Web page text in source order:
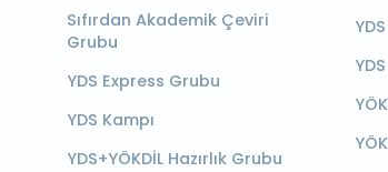
Sıfırdan Akademik Çeviri
Grubu
YDS Express Grubu
YDS Kampı
YDS+YÖKDİL Hazırlık Grubu